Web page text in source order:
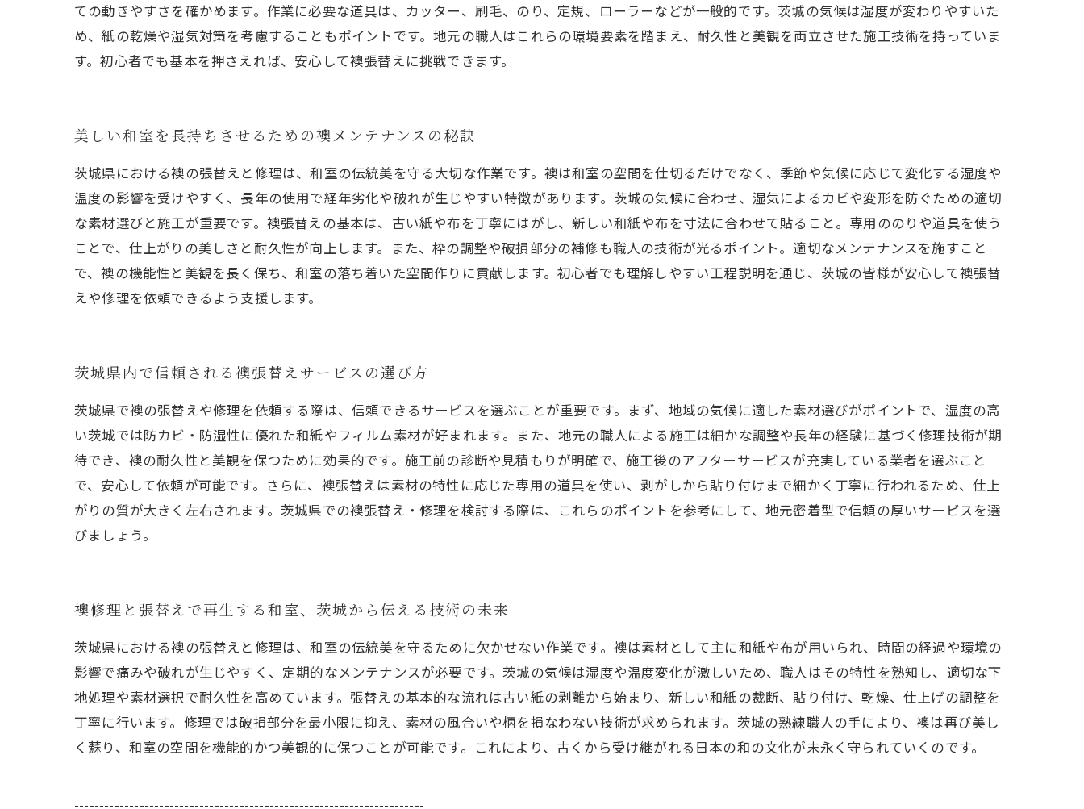
ての動きやすさを確かめます。作業に必要な道具は、カッター、刷毛、のり、定規、ローラーなどが一般的です。茨城の気候は湿度が変わりやすいた
め、紙の乾燥や湿気対策を考慮することもポイントです。地元の職人はこれらの環境要素を踏まえ、耐久性と美観を両立させた施工技術を持っていま
す。初心者でも基本を押さえれば、安心して襖張替えに挑戦できます。
美しい和室を長持ちさせるための襖メンテナンスの秘訣
茨城県における襖の張替えと修理は、和室の伝統美を守る大切な作業です。襖は和室の空間を仕切るだけでなく、季節や気候に応じて変化する湿度や
温度の影響を受けやすく、長年の使用で経年劣化や破れが生じやすい特徴があります。茨城の気候に合わせ、湿気によるカビや変形を防ぐための適切
な素材選びと施工が重要です。襖張替えの基本は、古い紙や布を丁寧にはがし、新しい和紙や布を寸法に合わせて貼ること。専用ののりや道具を使う
ことで、仕上がりの美しさと耐久性が向上します。また、枠の調整や破損部分の補修も職人の技術が光るポイント。適切なメンテナンスを施すこと
で、襖の機能性と美観を長く保ち、和室の落ち着いた空間作りに貢献します。初心者でも理解しやすい工程説明を通じ、茨城の皆様が安心して襖張替
えや修理を依頼できるよう支援します。
茨城県内で信頼される襖張替えサービスの選び方
茨城県で襖の張替えや修理を依頼する際は、信頼できるサービスを選ぶことが重要です。まず、地域の気候に適した素材選びがポイントで、湿度の高
い茨城では防カビ・防湿性に優れた和紙やフィルム素材が好まれます。また、地元の職人による施工は細かな調整や長年の経験に基づく修理技術が期
待でき、襖の耐久性と美観を保つために効果的です。施工前の診断や見積もりが明確で、施工後のアフターサービスが充実している業者を選ぶこと
で、安心して依頼が可能です。さらに、襖張替えは素材の特性に応じた専用の道具を使い、剥がしから貼り付けまで細かく丁寧に行われるため、仕上
がりの質が大きく左右されます。茨城県での襖張替え・修理を検討する際は、これらのポイントを参考にして、地元密着型で信頼の厚いサービスを選
びましょう。
襖修理と張替えで再生する和室、茨城から伝える技術の未来
茨城県における襖の張替えと修理は、和室の伝統美を守るために欠かせない作業です。襖は素材として主に和紙や布が用いられ、時間の経過や環境の
影響で痛みや破れが生じやすく、定期的なメンテナンスが必要です。茨城の気候は湿度や温度変化が激しいため、職人はその特性を熟知し、適切な下
地処理や素材選択で耐久性を高めています。張替えの基本的な流れは古い紙の剥離から始まり、新しい和紙の裁断、貼り付け、乾燥、仕上げの調整を
丁寧に行います。修理では破損部分を最小限に抑え、素材の風合いや柄を損なわない技術が求められます。茨城の熟練職人の手により、襖は再び美し
く蘇り、和室の空間を機能的かつ美観的に保つことが可能です。これにより、古くから受け継がれる日本の和の文化が末永く守られていくのです。
----------------------------------------------------------------------